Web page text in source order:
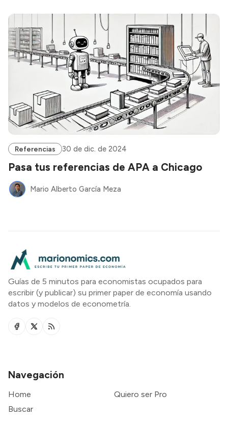
Referencias 30 de dic. de 2024
Pasa tus referencias de APA a Chicago
Mario Alberto García Meza
Guías de 5 minutos para economistas ocupados para
escribir (y publicar) su primer paper de economía usando
datos y modelos de econometría.
Navegación
Home
Quiero ser Pro
Buscar